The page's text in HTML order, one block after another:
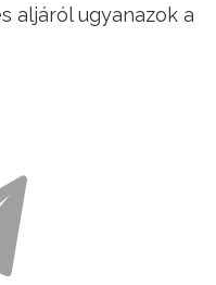
aljáról ugyanazok a